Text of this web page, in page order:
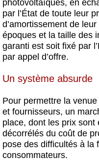
photovoltaïques, en
par l’État de toute leur
d’amortissement de
époques et la taille des
garanti est soit fixé par
par appel d’offre.
Un système absurde
Pour permettre la
et fournisseurs, un
place, dont les prix
décorrélés du coût de
pose des difficultés à la
consommateurs.